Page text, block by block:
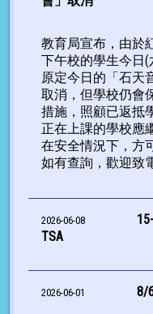
教育局宣布，由於
下午校的學生今日(
原定今日的「石天
取消，但學校仍會
措施，照顧已返抵
正在上課的學校應
在安全情況下，方
如有查詢，歡迎致
2026-06-08
TSA
2026-06-01 8/